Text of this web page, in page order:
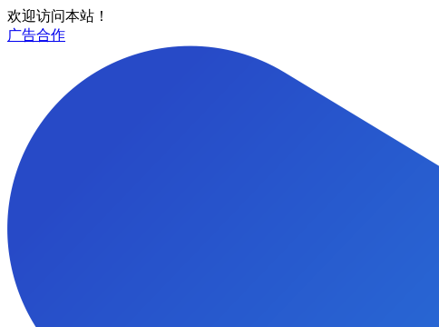
欢迎访问本站！
广告合作